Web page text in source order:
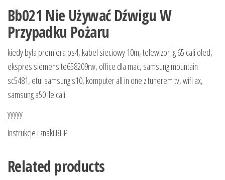
Bb021 Nie Używać Dźwigu W
Przypadku Pożaru
kiedy była premiera ps4, kabel sieciowy 10m, telewizor lg 65 cali oled,
ekspres siemens te658209rw, office dla mac, samsung mountain
sc5481, etui samsung s10, komputer all in one z tunerem tv, wifi ax,
samsung a50 ile cali
yyyyy
Instrukcje i znaki BHP
Related products